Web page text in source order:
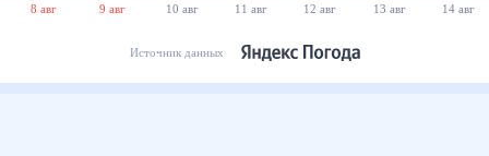
8 авг 9 авг 10 авг 11 авг 12 авг 13 авг 14 авг
Источник данных